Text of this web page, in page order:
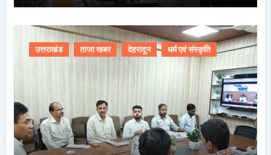
उत्तराखंड ताजा खबर देहरादून धर्म एवं संस्कृति